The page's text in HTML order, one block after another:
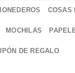
COSAS
MOCHILAS
DE REGALO